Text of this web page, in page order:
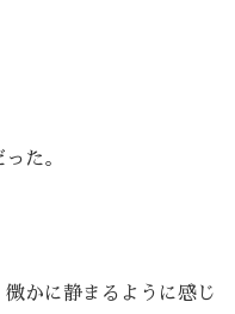
た。
かに静まるように感じ